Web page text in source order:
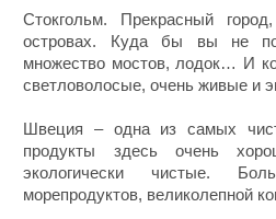
Стокгольм. Прекрасный
островах. Куда бы вы не
множество мостов, лодок… И
светловолосые, очень живые и
Швеция – одна из самых
продукты здесь очень
экологически чистые.
морепродуктов, великолепной